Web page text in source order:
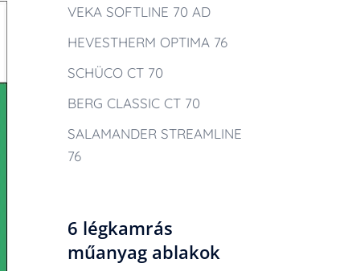
VEKA SOFTLINE 70 AD
HEVESTHERM OPTIMA 76
SCHÜCO CT 70
BERG CLASSIC CT 70
SALAMANDER STREAMLINE
76
6 légkamrás
műanyag ablakok